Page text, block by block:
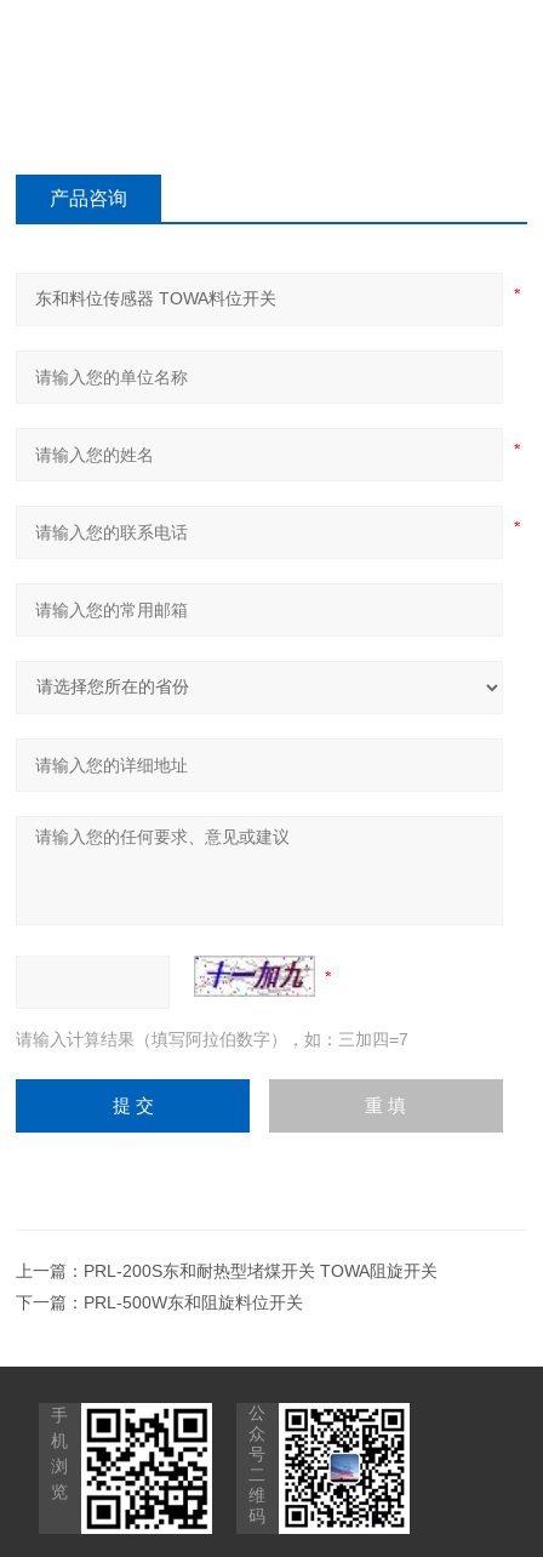
产品咨询
请输入计算结果（填写阿拉伯数字），如：三加四=7
上一篇： PRL-200S东和耐热型堵煤开关 TOWA阻旋开关
下一篇： PRL-500W东和阻旋料位开关
手
机
浏
览
公
众
号
二
维
码